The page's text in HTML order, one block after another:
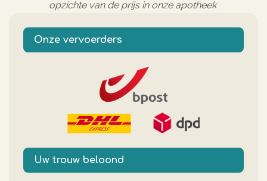
opzichte van de prijs in onze apotheek
Onze vervoerders
Uw trouw beloond